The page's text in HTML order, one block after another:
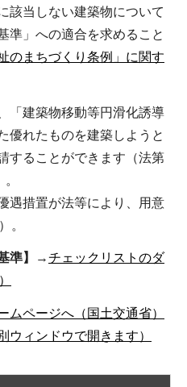
該当しない建築物について
準」への適合を求めること
のまちづくり条例」に関す
「建築物移動等円滑化誘導
優れたものを建築しようと
することができます（法第
遇措置が法等により、用意
。
準】 →チェックリストのダ
ムページへ（国土交通省）
ウィンドウで開きます）